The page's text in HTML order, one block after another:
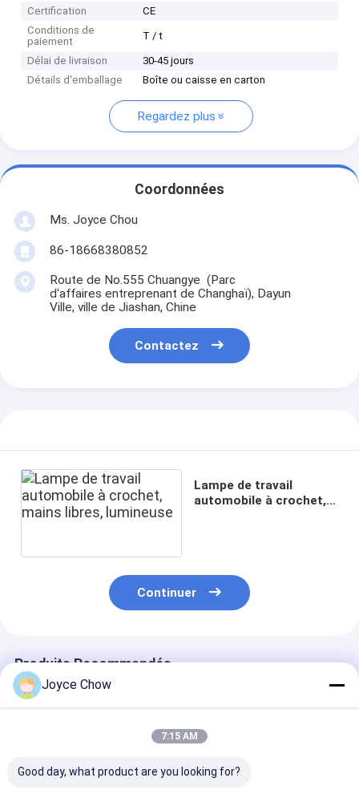
Certification
CE
Conditions de
paiement
T / t
Délai de livraison
30-45 jours
Détails d'emballage
Boîte ou caisse en carton
Regardez plus
Coordonnées
Ms. Joyce Chou
86-18668380852
Route de No.555 Chuangye (Parc
d'affaires entreprenant de Changhaï), Dayun
Ville, ville de Jiashan, Chine
Contactez
Lampe de travail
automobile à crochet,
Continuer
Produits Recommandés
Joyce Chow
7:15 AM
Good day, what product are you looking for?